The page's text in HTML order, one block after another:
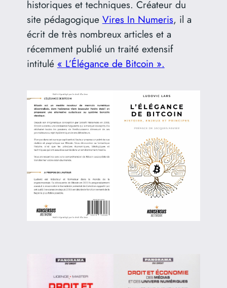
historiques et techniques. Créateur du
site pédagogique Vires In Numeris, il a
écrit de très nombreux articles et a
récemment publié un traité extensif
intitulé « L’Élégance de Bitcoin ».